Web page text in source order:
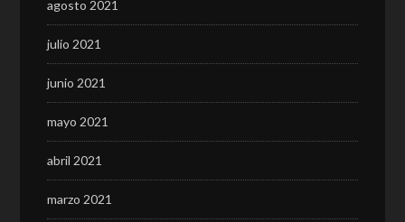
agosto 2021
julio 2021
junio 2021
mayo 2021
abril 2021
marzo 2021